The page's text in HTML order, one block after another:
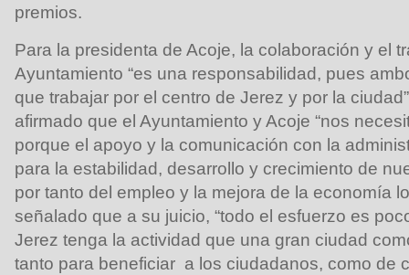
premios.
Para la presidenta de Acoje, la colaboración y el
Ayuntamiento “es una responsabilidad, pues
que trabajar por el centro de Jerez y por la
afirmado que el Ayuntamiento y Acoje “nos
porque el apoyo y la comunicación con la
para la estabilidad, desarrollo y crecimiento de
por tanto del empleo y la mejora de la economía
señalado que a su juicio, “todo el esfuerzo es
Jerez tenga la actividad que una gran ciudad
tanto para beneficiar a los ciudadanos, como de